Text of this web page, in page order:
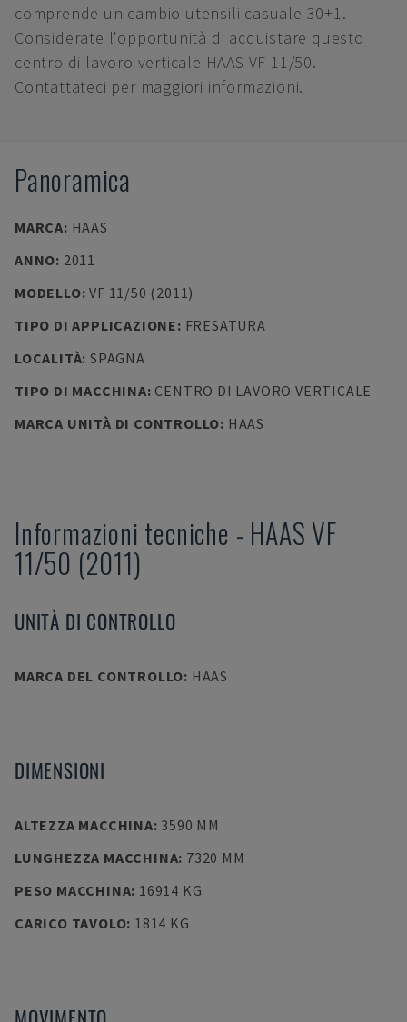
comprende un cambio utensili casuale 30+1.
Considerate l'opportunità di acquistare questo
centro di lavoro verticale HAAS VF 11/50.
Contattateci per maggiori informazioni.
Panoramica
MARCA: HAAS
ANNO: 2011
MODELLO:VF 11/50 (2011)
TIPO DI APPLICAZIONE: FRESATURA
LOCALITÀ: SPAGNA
TIPO DI MACCHINA: CENTRO DI LAVORO VERTICALE
MARCA UNITÀ DI CONTROLLO: HAAS
Informazioni tecniche - HAAS VF
11/50 (2011)
UNITÀ DI CONTROLLO
MARCA DEL CONTROLLO: HAAS
DIMENSIONI
ALTEZZA MACCHINA: 3590 MM
LUNGHEZZA MACCHINA: 7320 MM
PESO MACCHINA: 16914 KG
CARICO TAVOLO: 1814 KG